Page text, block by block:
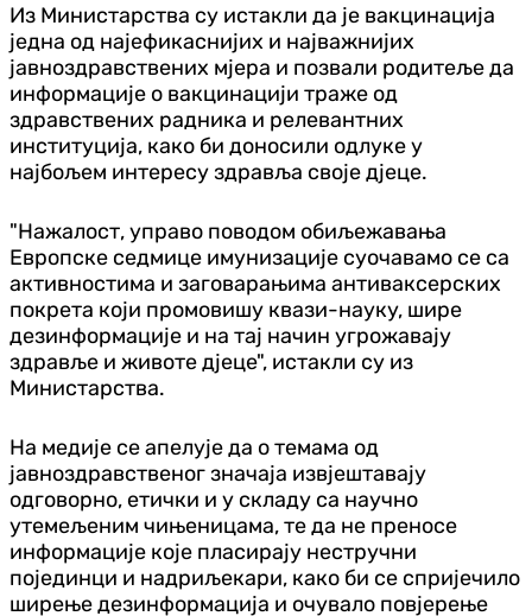
Из Министарства су истакли да је вакцинација
једна од најефикаснијих и најважнијих
јавноздравствених мјера и позвали родитеље да
информације о вакцинацији траже од
здравствених радника и релевантних
институција, како би доносили одлуке у
најбољем интересу здравља своје д‌јеце.
"Нажалост, управо поводом обиљежавања
Европске седмице имунизације суочавамо се са
активностима и заговарањима антиваксерских
покрета који промовишу квази-науку, шире
дезинформације и на тај начин угрожавају
здравље и животе д‌јеце", истакли су из
Министарства.
На медије се апелује да о темама од
јавноздравственог значаја извјештавају
одговорно, етички и у складу са научно
утемељеним чињеницама, те да не преносе
информације које пласирају нестручни
појединци и надриљекари, како би се спријечило
ширење дезинформација и очувало повјерење